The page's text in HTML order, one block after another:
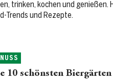
trinken, kochen und
Trends und Rezepte.
10 schönsten